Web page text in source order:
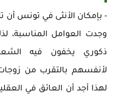
- بإمكان الأنثى في تونس أن
وجدت العوامل المناسبة،
ذكوري يخفون فيه
لأنفسهم بالتقرب من
لهذا أجد أن العائق في